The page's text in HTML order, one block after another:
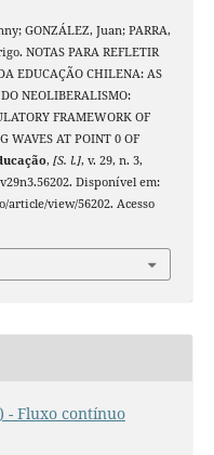
GONZÁLEZ, Juan; PARRA,
NOTAS PARA REFLETIR
EDUCAÇÃO CHILENA: AS
NEOLIBERALISMO:
FRAMEWORK OF
WAVES AT POINT 0 OF
, [S. l.], v. 29, n. 3,
Disponível em:
view/56202. Acesso
- Fluxo contínuo